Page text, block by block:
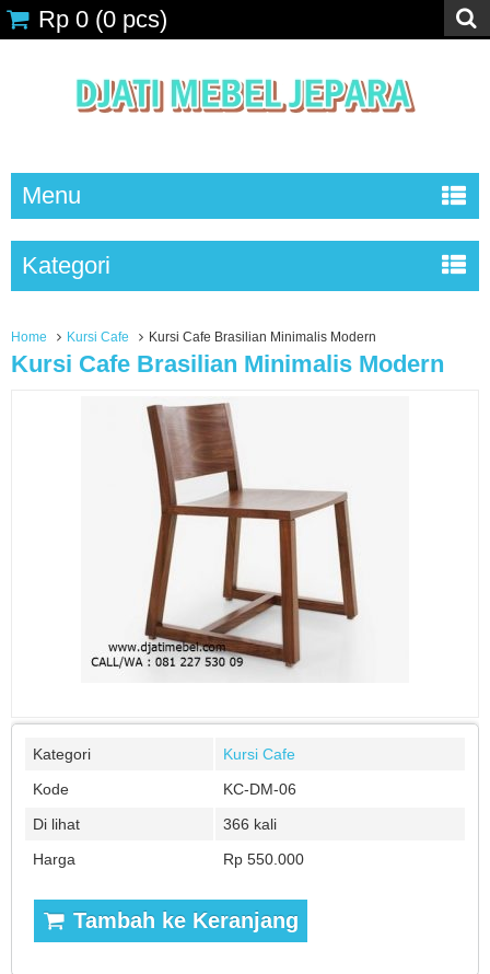
Rp 0 (0 pcs)
Menu
Kategori
Home Kursi Cafe Kursi Cafe Brasilian Minimalis Modern
Kursi Cafe Brasilian Minimalis Modern
Kategori
Kursi Cafe
Kode
KC-DM-06
Di lihat
366 kali
Harga
Rp 550.000
Tambah ke Keranjang